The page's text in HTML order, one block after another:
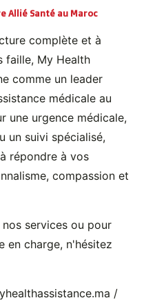
Allié Santé au Maroc
complète et à
faille, My Health
comme un leader
médicale au
une urgence médicale,
un suivi spécialisé,
répondre à vos
compassion et
services ou pour
en charge, n'hésitez
/